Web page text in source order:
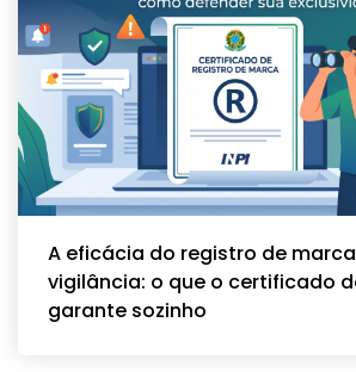
A eficácia do registro de
vigilância: o que o certificado
garante sozinho